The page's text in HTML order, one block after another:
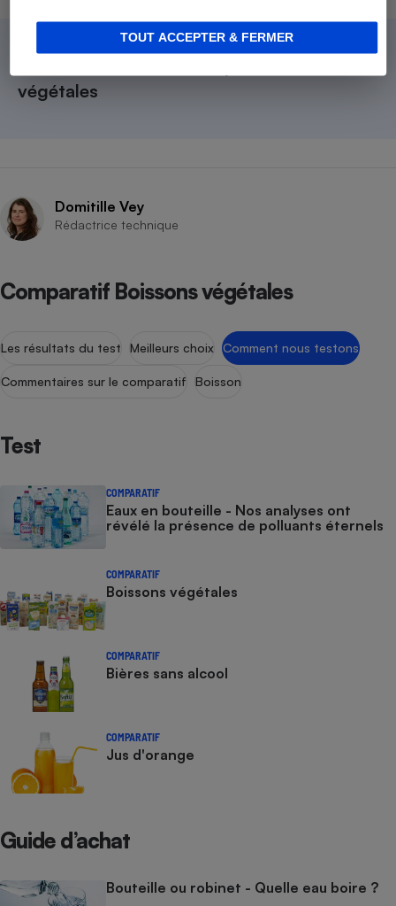
TOUT ACCEPTER & FERMER
végétales
Domitille Vey
Rédactrice technique
Comparatif Boissons végétales
Les résultats du test Meilleurs choix Comment nous testons
Commentaires sur le comparatif Boisson
Test
COMPARATIF
Eaux en bouteille - Nos analyses ont
révélé la présence de polluants éternels
COMPARATIF
Boissons végétales
COMPARATIF
Bières sans alcool
COMPARATIF
Jus d'orange
Guide d’achat
Bouteille ou robinet - Quelle eau boire ?